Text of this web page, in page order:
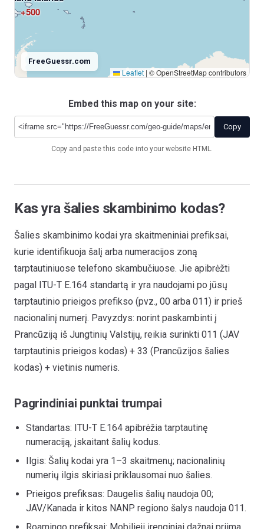
+500
Antarctica
+672
Leaflet | © OpenStreetMap contributors
FreeGuessr.com
Embed this map on your site:
Copy
Copy and paste this code into your website HTML.
Kas yra šalies skambinimo kodas?
Šalies skambinimo kodai yra skaitmeniniai prefiksai,
kurie identifikuoja šalį arba numeracijos zoną
tarptautiniuose telefono skambučiuose. Jie apibrėžti
pagal ITU-T E.164 standartą ir yra naudojami po jūsų
tarptautinio prieigos prefikso (pvz., 00 arba 011) ir prieš
nacionalinį numerį. Pavyzdys: norint paskambinti į
Prancūziją iš Jungtinių Valstijų, reikia surinkti 011 (JAV
tarptautinis prieigos kodas) + 33 (Prancūzijos šalies
kodas) + vietinis numeris.
Pagrindiniai punktai trumpai
Standartas: ITU-T E.164 apibrėžia tarptautinę
numeraciją, įskaitant šalių kodus.
Ilgis: Šalių kodai yra 1–3 skaitmenų; nacionalinių
numerių ilgis skiriasi priklausomai nuo šalies.
Prieigos prefiksas: Daugelis šalių naudoja 00;
JAV/Kanada ir kitos NANP regiono šalys naudoja 011.